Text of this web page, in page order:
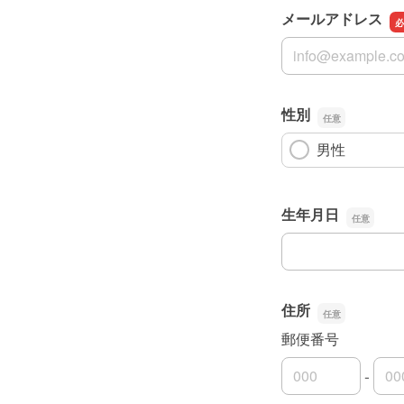
メールアドレス
メールアドレス
性別
男性
生年月日
生年月日
住所
郵便番号
郵便番号の上3桁
-
郵便番号の下4桁